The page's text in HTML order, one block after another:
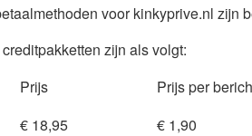
voor kinkyprive.nl zijn
zijn als volgt:
Prijs
Prijs per
€ 18,95
€ 1,90